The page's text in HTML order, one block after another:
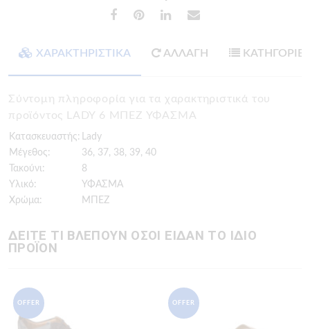
ΧΑΡΑΚΤΗΡΙΣΤΙΚΑ ΑΛΛΑΓΗ ΚΑΤΗΓΟΡΙΕΣ
Σύντομη πληροφορία για τα χαρακτηριστικά του
προϊόντος LADY 6 ΜΠΕΖ ΥΦΑΣΜΑ
Κατασκευαστής: Lady
Μέγεθος:
36, 37, 38, 39, 40
Τακούνι:
8
Υλικό:
ΥΦΑΣΜΑ
Χρώμα:
ΜΠΕΖ
ΔΕΙΤΕ ΤΙ ΒΛΕΠΟΥΝ ΟΣΟΙ ΕΙΔΑΝ ΤΟ ΙΔΙΟ
ΠΡΟΪΟΝ
OFFER OFFER